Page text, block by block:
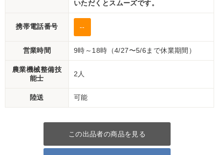
いただくとスムーズです。
携帯電話番号 --
営業時間 9時～18時（4/27〜5/6まで休業期間）
農業機械整備技
能士
2人
陸送 可能
この出品者の商品を見る